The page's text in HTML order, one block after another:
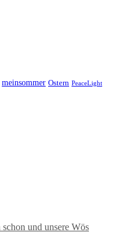
meinsommer Ostern PeaceLight
und unsere Wös